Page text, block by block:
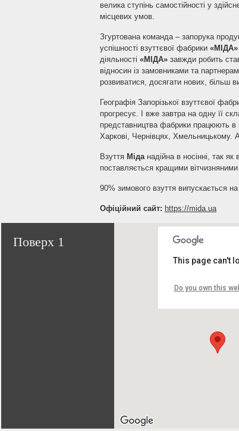
велика ступінь самостійності у
місцевих умов.
Згуртована команда – запорука
успішності взуттєвої фабрики «МІДА»
діяльності «МІДА» завжди робить
відносин із замовниками та
розвиватися, досягати нових, більш
Географія Запорізької взуттєвої
прогресує. І вже завтра на одну її
представництва фабрики працюють в
Харкові, Чернівцях, Хмельницькому.
Взуття Міданадійна в носінні, так
поставляється кращими
90% зимового взуття випускається
Офіційний сайт: https://mida.ua
This page can't
Do you own this
Поверх 1